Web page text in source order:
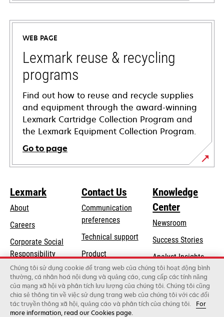
opens
in
new
tab
WEB PAGE
Lexmark reuse & recycling
programs
Find out how to reuse and recycle supplies
and equipment through the award-winning
Lexmark Cartridge Collection Program and
the Lexmark Equipment Collection Program.
Go to page
Lexmark
About
Careers
Corporate Social
Responsibilityopens
in
a
new
tab
Sustainability
Lexmark Partners
Contact Us
Communication
preferences
Technical supportopens
a
new
tab
Product
registration
Find a dealer
Knowledge
Center
Newsroom
Success Stories
Analyst Insights
Chúng tôi sử dụng cookie để trang web của chúng tôi hoạt động bình
thường, cá nhân hoá nội dung và quảng cáo, cung cấp các tính năng
của mạng xã hội và phân tích lưu lượng của chúng tôi. Chúng tôi cũng
chia sẻ thông tin về việc sử dụng trang web của chúng tôi với các đối
tác truyền thông xã hội, quảng cáo và phân tích của chúng tôi.
For
more information, read our Cookies page.